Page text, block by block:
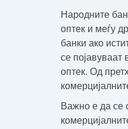
Народните
оптек и меѓу
банки ако
се
оптек. Од
Важно е да се